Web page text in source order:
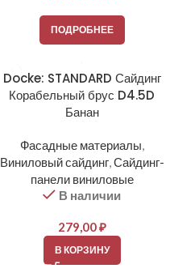
ПОДРОБНЕЕ
Docke: STANDARD Сайдинг
Корабельный брус D4.5D
Банан
Фасадные материалы,
Виниловый сайдинг,Сайдинг-
панели виниловые
В наличии
279,00₽
В КОРЗИНУ